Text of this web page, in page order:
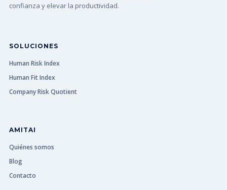
confianza y elevar la productividad.
SOLUCIONES
Human Risk Index
Human Fit Index
Company Risk Quotient
AMITAI
Quiénes somos
Blog
Contacto